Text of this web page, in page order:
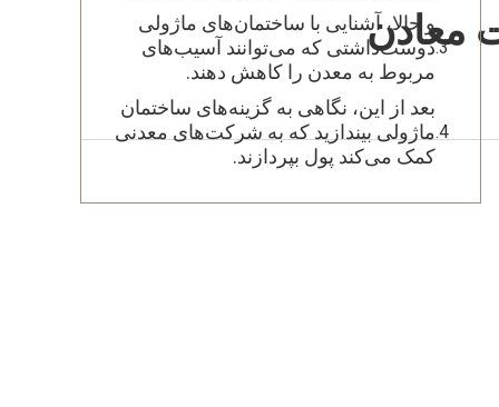
معادن
و حالا، آشنایی با ساختمان‌های ماژولی
دوست‌داشتی که می‌توانند آسیب‌های
مربوط به معدن را کاهش دهند.
بعد از این، نگاهی به گزینه‌های ساختمان
ماژولی بیندازید که به شرکت‌های معدنی
کمک می‌کند پول بپردازند.